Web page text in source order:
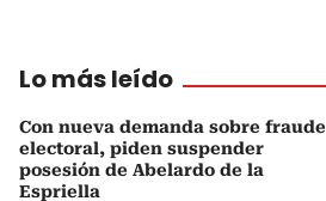
Lo más leído
Con nueva demanda sobre fraude
electoral, piden suspender
posesión de Abelardo de la
Espriella